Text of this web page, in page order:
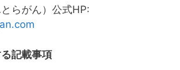
らがん）公式HP:
記載事項